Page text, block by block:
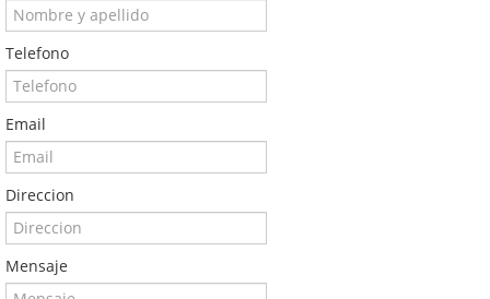
Telefono
Email
Direccion
Mensaje